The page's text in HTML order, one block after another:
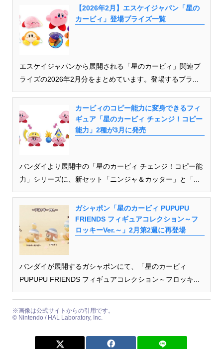
【2026年2月】エスケイジャパン「星の
カービィ」登場プライズ一覧
エスケイジャパンから展開される「星のカービィ」関連プ
ライズの2026年2月分をまとめています。登場するプラ...
カービィのコピー能力に変身できるフィ
ギュア「星のカービィ チェンジ！コピー
能力」2種が3月に発売
バンダイより展開中の「星のカービィ チェンジ！コピー能
力」シリーズに、新セット「ニンジャ＆カッター」と「...
ガシャポン「星のカービィ PUPUPU
FRIENDS フィギュアコレクション～フ
ロッキーVer.～」2月第2週に再登場
バンダイが展開するガシャポンにて、「星のカービィ
PUPUPU FRIENDS フィギュアコレクション～フロッキ...
※画像は公式サイトからの引用です。
©︎ Nintendo / HAL Laboratory, Inc.